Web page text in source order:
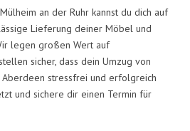
an der Ruhr kannst du dich auf
Lieferung deiner Möbel und
legen großen Wert auf
sicher, dass dein Umzug von
Aberdeen stressfrei und erfolgreich
und sichere dir einen Termin für